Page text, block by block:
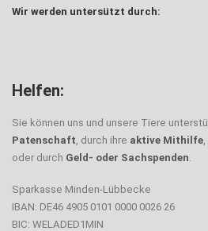
Wir werden untersützt durch:
Helfen:
Sie können uns und unsere Tiere
Patenschaft, durch ihre aktive Mithilfe
oder durch Geld- oder Sachspenden.
Sparkasse Minden-Lübbecke
IBAN: DE46 4905 0101 0000 0026 26
BIC: WELADED1MIN